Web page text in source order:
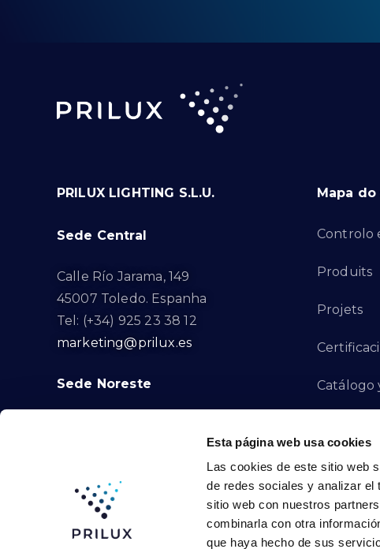
Esta página web usa cookies
Las cookies de este sitio web
de redes sociales y analizar el
sitio web con nuestros
combinarla con otra
que haya hecho de sus
PRILUX LIGHTING S.L.U.
Sede Central
Calle Río Jarama, 149
45007 Toledo. Espanha
Tel: (+34) 925 23 38 12
marketing@prilux.es
Sede Noreste
08791. Sant Llorenç d’Hortons.
Tel: (+34) 93 719 23 29
marketing@prilux.es
Mapa
Controlo
Produits
Projets
Catálogo
Canal
Contact